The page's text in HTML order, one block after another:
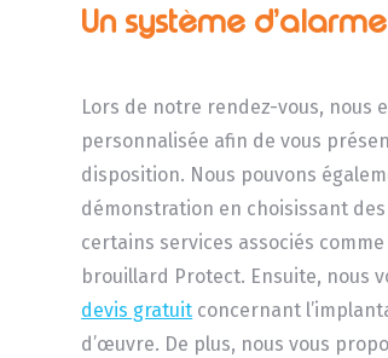
Un système d’alarme
Lors de notre rendez-vous, nous
personnalisée afin de vous
disposition. Nous pouvons
démonstration en choisissant
certains services associés
brouillard Protect. Ensuite, nous
devis gratuit concernant
d’œuvre. De plus, nous vous